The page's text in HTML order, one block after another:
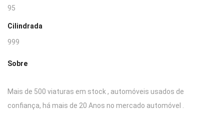
95
Cilindrada
999
Sobre
Mais de 500 viaturas em stock , automóveis usados de
confiança, há mais de 20 Anos no mercado automóvel .